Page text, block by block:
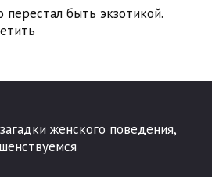
быть экзотикой.
женского поведения,